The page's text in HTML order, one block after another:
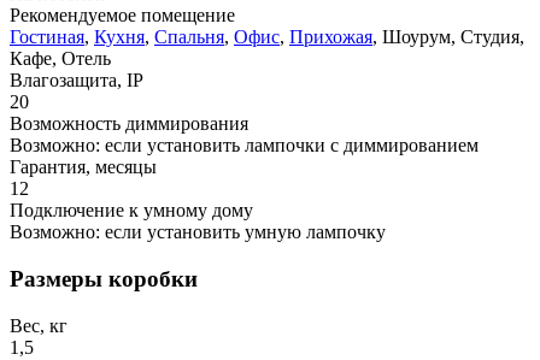
Рекомендуемое помещение
Гостиная, Кухня, Спальня, Офис, Прихожая, Шоурум, Студия,
Кафе, Отель
Влагозащита, IP
20
Возможность диммирования
Возможно: если установить лампочки с диммированием
Гарантия, месяцы
12
Подключение к умному дому
Возможно: если установить умную лампочку
Размеры коробки
Вес, кг
1,5